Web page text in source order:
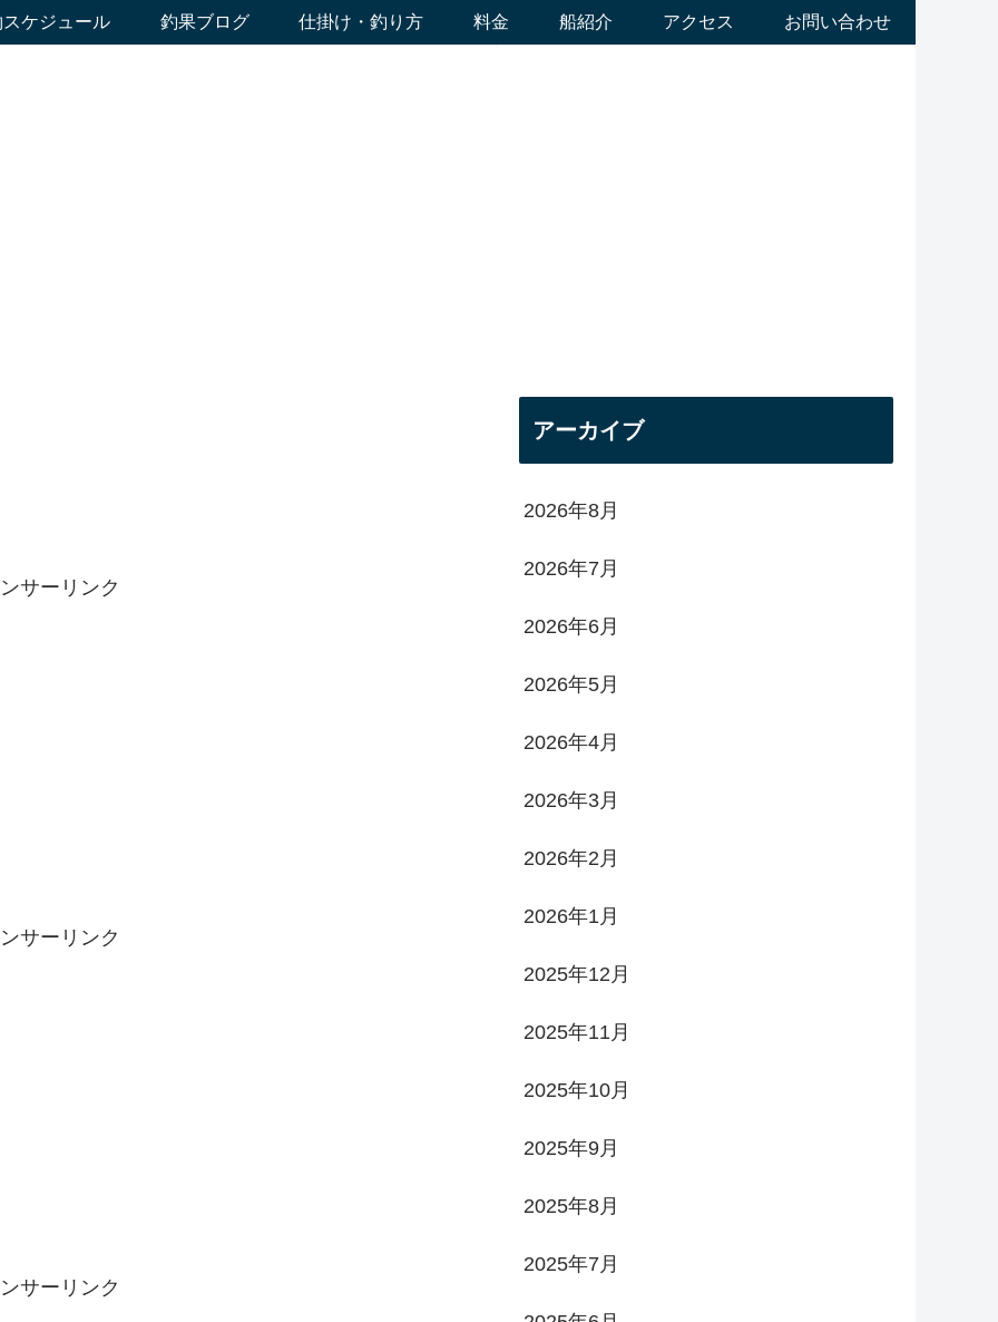
ケジュール 釣果ブログ 仕掛け・釣り方 料金 船紹介 アクセス お問い合わせ
サーリンク
サーリンク
サーリンク
アーカイブ
2026年8月
2026年7月
2026年6月
2026年5月
2026年4月
2026年3月
2026年2月
2026年1月
2025年12月
2025年11月
2025年10月
2025年9月
2025年8月
2025年7月